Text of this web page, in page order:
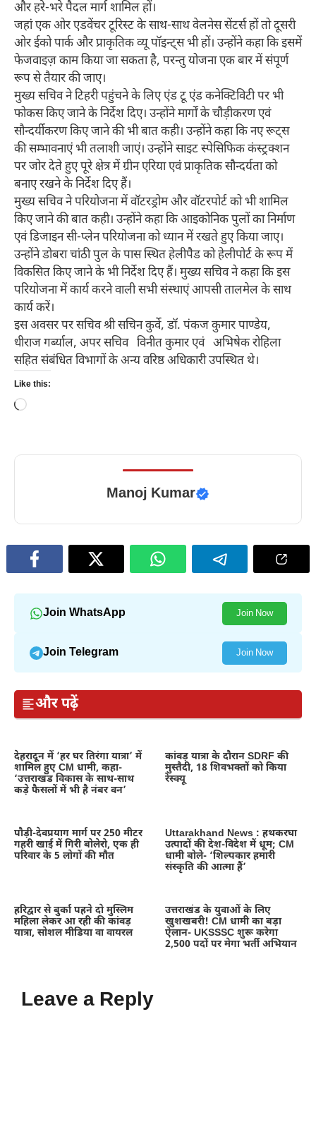
और हरे-भरे पैदल मार्ग शामिल हों।
जहां एक ओर एडवेंचर टूरिस्ट के साथ-साथ वेलनेस सेंटर्स हों तो दूसरी
ओर ईको पार्क और प्राकृतिक व्यू पॉइन्ट्स भी हों। उन्होंने कहा कि इसमें
फेजवाइज़ काम किया जा सकता है, परन्तु योजना एक बार में संपूर्ण
रूप से तैयार की जाए।
मुख्य सचिव ने टिहरी पहुंचने के लिए एंड टू एंड कनेक्टिविटी पर भी
फोकस किए जाने के निर्देश दिए। उन्होंने मार्गों के चौड़ीकरण एवं
सौन्दर्यीकरण किए जाने की भी बात कही। उन्होंने कहा कि नए रूट्स
की सम्भावनाएं भी तलाशी जाएं। उन्होंने साइट स्पेसिफिक कंस्ट्रक्शन
पर जोर देते हुए पूरे क्षेत्र में ग्रीन एरिया एवं प्राकृतिक सौन्दर्यता को
बनाए रखने के निर्देश दिए हैं।
मुख्य सचिव ने परियोजना में वॉटरड्रोम और वॉटरपोर्ट को भी शामिल
किए जाने की बात कही। उन्होंने कहा कि आइकोनिक पुलों का निर्माण
एवं डिजाइन सी-प्लेन परियोजना को ध्यान में रखते हुए किया जाए।
उन्होंने डोबरा चांठी पुल के पास स्थित हेलीपैड को हेलीपोर्ट के रूप में
विकसित किए जाने के भी निर्देश दिए हैं। मुख्य सचिव ने कहा कि इस
परियोजना में कार्य करने वाली सभी संस्थाएं आपसी तालमेल के साथ
कार्य करें।
इस अवसर पर सचिव श्री सचिन कुर्वे, डॉ. पंकज कुमार पाण्डेय,
धीराज गर्ब्याल, अपर सचिव विनीत कुमार एवं अभिषेक रोहिला
सहित संबंधित विभागों के अन्य वरिष्ठ अधिकारी उपस्थित थे।
Like this:
Loading…
Manoj Kumar
Join WhatsApp Join Now
Join Telegram Join Now
और पढ़ें
देहरादून में ‘हर घर तिरंगा यात्रा’ में
शामिल हुए CM धामी, कहा-
‘उत्तराखंड विकास के साथ-साथ
कड़े फैसलों में भी है नंबर वन’
कांवड़ यात्रा के दौरान SDRF की
मुस्तैदी, 18 शिवभक्तों को किया
रेस्क्यू
पौड़ी-देवप्रयाग मार्ग पर 250 मीटर
गहरी खाई में गिरी बोलेरो, एक ही
परिवार के 5 लोगों की मौत
Uttarakhand News : हथकरघा
उत्पादों की देश-विदेश में धूम; CM
धामी बोले- ‘शिल्पकार हमारी
संस्कृति की आत्मा हैं’
हरिद्वार से बुर्का पहने दो मुस्लिम
महिला लेकर आ रही की कांवड़
यात्रा, सोशल मीडिया वा वायरल
उत्तराखंड के युवाओं के लिए
खुशखबरी! CM धामी का बड़ा
ऐलान- UKSSSC शुरू करेगा
2,500 पदों पर मेगा भर्ती अभियान
Leave a Reply